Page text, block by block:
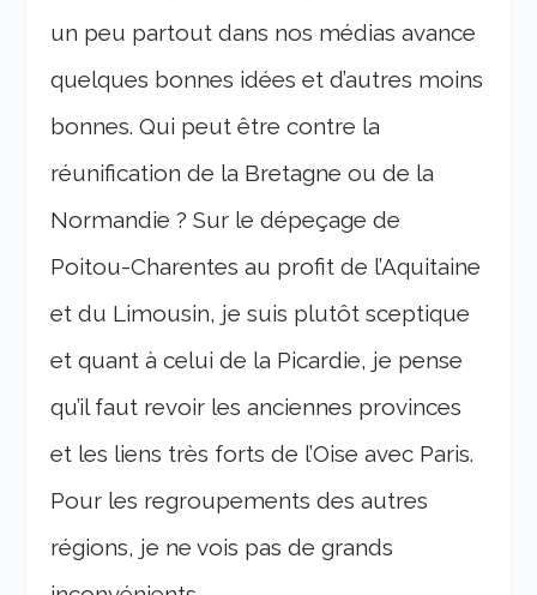
un peu partout dans nos médias avance
quelques bonnes idées et d’autres moins
bonnes. Qui peut être contre la
réunification de la Bretagne ou de la
Normandie ? Sur le dépeçage de
Poitou-Charentes au profit de l’Aquitaine
et du Limousin, je suis plutôt sceptique
et quant à celui de la Picardie, je pense
qu’il faut revoir les anciennes provinces
et les liens très forts de l’Oise avec Paris.
Pour les regroupements des autres
régions, je ne vois pas de grands